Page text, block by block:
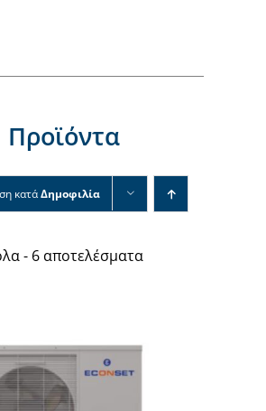
Προϊόντα
κατάΔημοφιλία
- 6 αποτελέσματα